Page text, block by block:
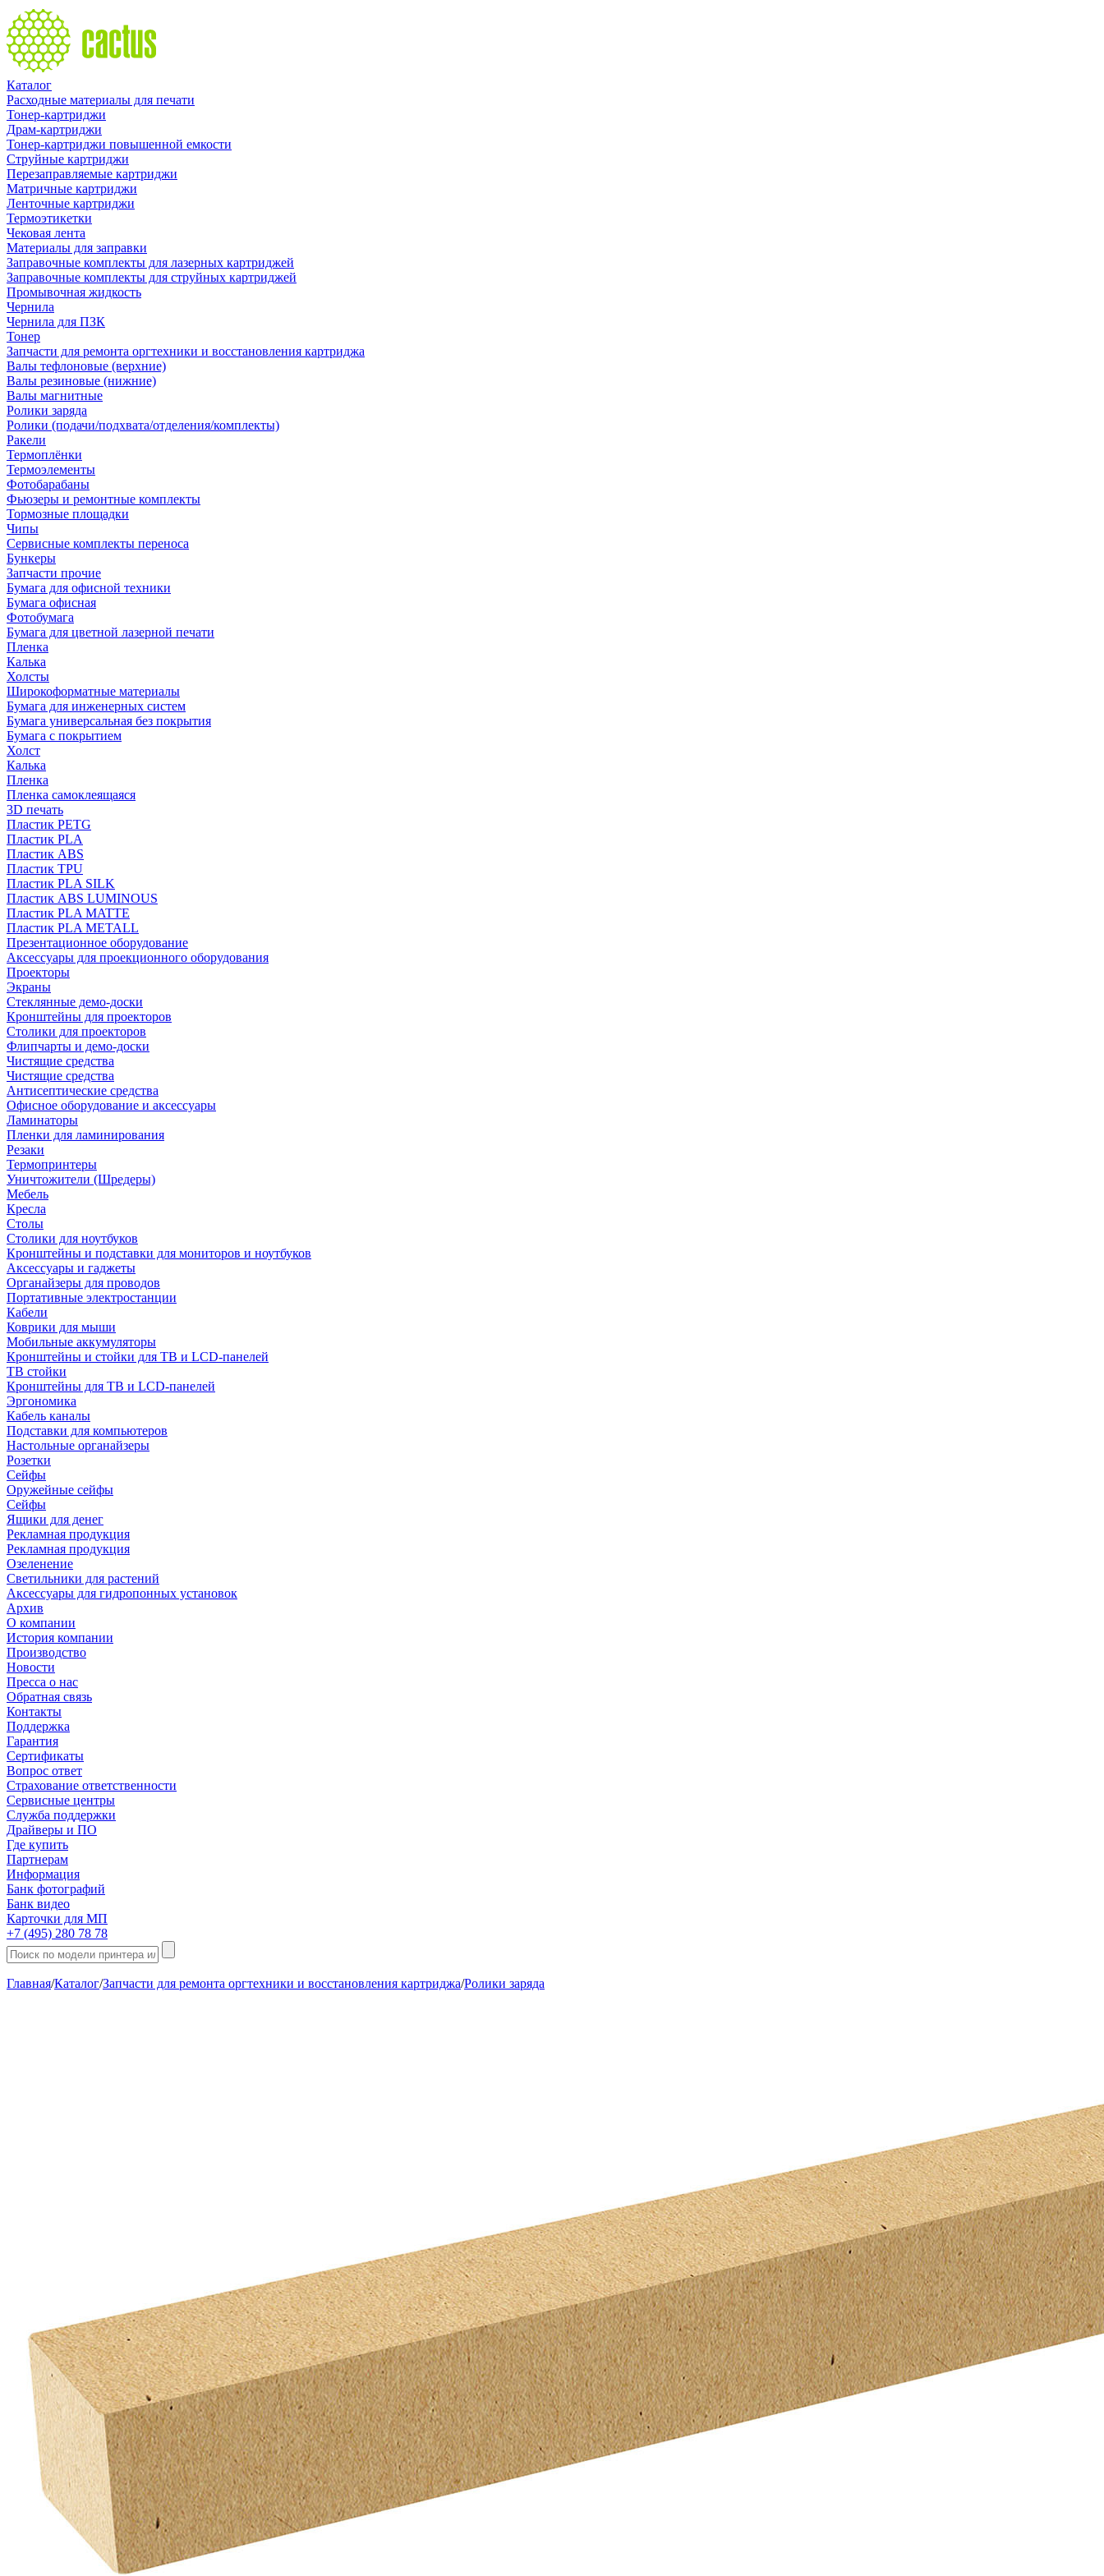
Каталог
Расходные материалы для печати
Тонер-картриджи
Драм-картриджи
Тонер-картриджи повышенной емкости
Струйные картриджи
Перезаправляемые картриджи
Матричные картриджи
Ленточные картриджи
Термоэтикетки
Чековая лента
Материалы для заправки
Заправочные комплекты для лазерных картриджей
Заправочные комплекты для струйных картриджей
Промывочная жидкость
Чернила
Чернила для ПЗК
Тонер
Запчасти для ремонта оргтехники и восстановления картриджа
Валы тефлоновые (верхние)
Валы резиновые (нижние)
Валы магнитные
Ролики заряда
Ролики (подачи/подхвата/отделения/комплекты)
Ракели
Термоплёнки
Термоэлементы
Фотобарабаны
Фьюзеры и ремонтные комплекты
Тормозные площадки
Чипы
Сервисные комплекты переноса
Бункеры
Запчасти прочие
Бумага для офисной техники
Бумага офисная
Фотобумага
Бумага для цветной лазерной печати
Пленка
Калька
Холсты
Широкоформатные материалы
Бумага для инженерных систем
Бумага универсальная без покрытия
Бумага с покрытием
Холст
Калька
Пленка
Пленка самоклеящаяся
3D печать
Пластик PETG
Пластик PLA
Пластик ABS
Пластик TPU
Пластик PLA SILK
Пластик ABS LUMINOUS
Пластик PLA MATTE
Пластик PLA METALL
Презентационное оборудование
Аксессуары для проекционного оборудования
Проекторы
Экраны
Стеклянные демо-доски
Кронштейны для проекторов
Столики для проекторов
Флипчарты и демо-доски
Чистящие средства
Чистящие средства
Антисептические средства
Офисное оборудование и аксессуары
Ламинаторы
Пленки для ламинирования
Резаки
Термопринтеры
Уничтожители (Шредеры)
Мебель
Кресла
Столы
Столики для ноутбуков
Кронштейны и подставки для мониторов и ноутбуков
Аксессуары и гаджеты
Органайзеры для проводов
Портативные электростанции
Кабели
Коврики для мыши
Мобильные аккумуляторы
Кронштейны и стойки для ТВ и LCD-панелей
ТВ стойки
Кронштейны для ТВ и LCD-панелей
Эргономика
Кабель каналы
Подставки для компьютеров
Настольные органайзеры
Розетки
Сейфы
Оружейные сейфы
Сейфы
Ящики для денег
Рекламная продукция
Рекламная продукция
Озеленение
Светильники для растений
Аксессуары для гидропонных установок
Архив
О компании
История компании
Производство
Новости
Пресса о нас
Обратная связь
Контакты
Поддержка
Гарантия
Сертификаты
Вопрос ответ
Страхование ответственности
Сервисные центры
Служба поддержки
Драйверы и ПО
Где купить
Партнерам
Информация
Банк фотографий
Банк видео
Карточки для МП
+7 (495) 280 78 78
Главная/Каталог/Запчасти для ремонта оргтехники и восстановления картриджа/Ролики заряда